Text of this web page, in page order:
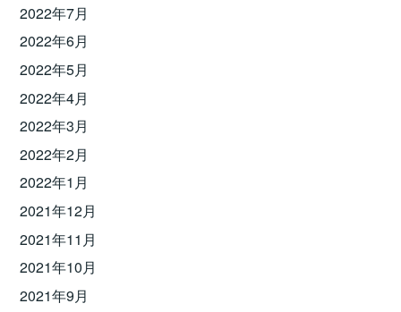
2022年7月
2022年6月
2022年5月
2022年4月
2022年3月
2022年2月
2022年1月
2021年12月
2021年11月
2021年10月
2021年9月